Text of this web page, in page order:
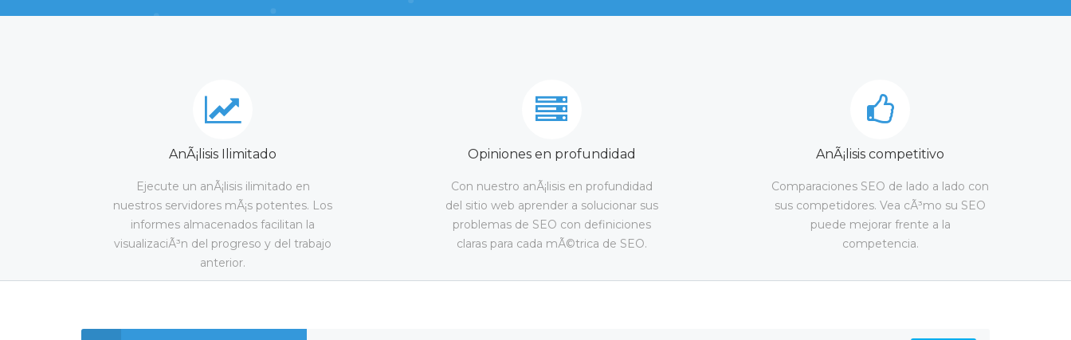
AnÃ¡lisis Ilimitado
Ejecute un anÃ¡lisis ilimitado en
nuestros servidores mÃ¡s potentes. Los
informes almacenados facilitan la
visualizaciÃ³n del progreso y del trabajo
anterior.
Opiniones en profundidad
Con nuestro anÃ¡lisis en profundidad
del sitio web aprender a solucionar sus
problemas de SEO con definiciones
claras para cada mÃ©trica de SEO.
AnÃ¡lisis competitivo
Comparaciones SEO de lado a lado con
sus competidores. Vea cÃ³mo su SEO
puede mejorar frente a la
competencia.